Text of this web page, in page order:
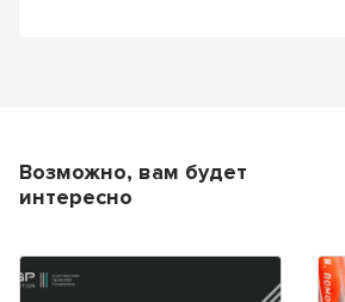
Возможно, вам будет
интересно